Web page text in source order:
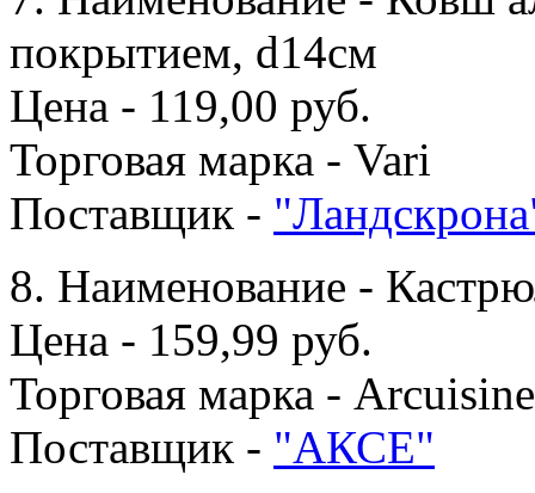
покрытием, d14см
Цена - 119,00 руб.
Торговая марка - Vari
Поставщик -
8. Наименование -
Цена - 159,99 руб.
Торговая марка - Arcuisine
Поставщик - "АКСЕ"